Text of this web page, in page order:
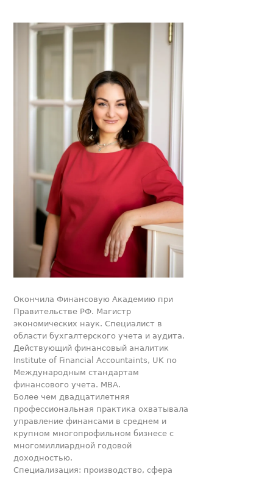
Окончила Финансовую Академию при
Правительстве РФ. Магистр
экономических наук. Специалист в
области бухгалтерского учета и аудита.
Действующий финансовый аналитик
Institute of Financial Accountaints, UK по
Международным стандартам
финансового учета. MBA.
Более чем двадцатилетняя
профессиональная практика охватывала
управление финансами в среднем и
крупном многопрофильном бизнесе с
многомиллиардной годовой
доходностью.
Специализация: производство, сфера